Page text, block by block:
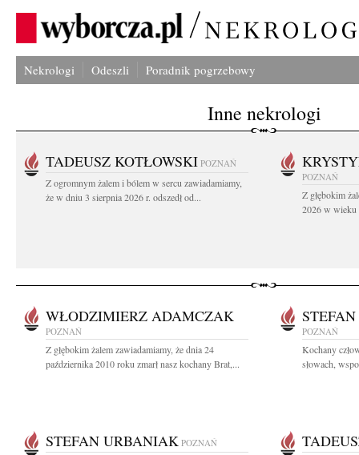
Nekrologi Odeszli Poradnik pogrzebowy
Inne nekrologi
TADEUSZ KOTŁOWSKI POZNAŃ
Z ogromnym żalem i bólem w sercu zawiadamiamy,
że w dniu 3 sierpnia 2026 r. odszedł od...
POZNAŃ
Z głębokim
2026 w wieku
WŁODZIMIERZ ADAMCZAK
POZNAŃ
Z głębokim żalem zawiadamiamy, że dnia 24
października 2010 roku zmarł nasz kochany Brat,...
POZNAŃ
Kochany
słowach,
STEFAN URBANIAK POZNAŃ